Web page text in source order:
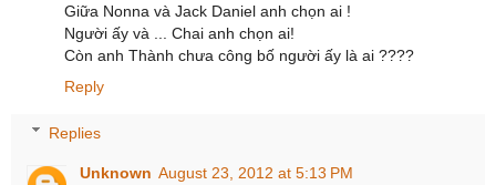
Giữa Nonna và Jack Daniel anh chọn ai !
Người ấy và ... Chai anh chọn ai!
Còn anh Thành chưa công bố người ấy là ai ????
Reply
Replies
Unknown August 23, 2012 at 5:13 PM